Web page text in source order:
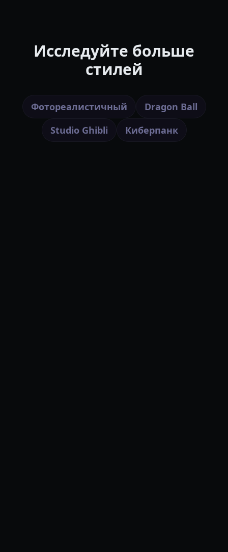
Исследуйте больше
стилей
Фотореалистичный
Dragon Ball
Studio Ghibli
Киберпанк